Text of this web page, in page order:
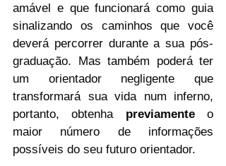
amável e que funcionará como guia
sinalizando os caminhos que você
deverá percorrer durante a sua pós-
graduação. Mas também poderá ter
um orientador negligente que
transformará sua vida num inferno,
portanto, obtenha previamente o
maior número de informações
possíveis do seu futuro orientador.